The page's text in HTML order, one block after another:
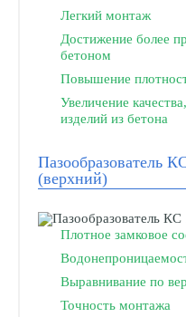
Легкий монтаж
Достижение более
бетоном
Повышение
Увеличение
изделий из бетона
Пазообразователь
(верхний)
Плотное замковое
Выравнивание по
Точность монтажа